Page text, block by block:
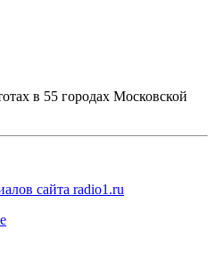
в 55 городах Московской
сайта radio1.ru